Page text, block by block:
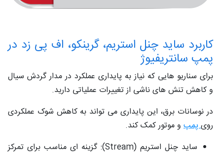
کاربرد ساید چنل استریم، گرینکو، اف پی زد در
پمپ‌ سانتریفیوژ
برای سناریو هایی که نیاز به پایداری عملکرد در مدار گردش سیال
و کاهش تنش ‌های ناشی از تغییرات عملیاتی دارید.
در نوسانات برق، این پایداری می ‌تواند به کاهش شوک عملکردی
رویپمپ و موتور کمک کند.
ساید چنل استریم (Stream): گزینه ‌ای مناسب برای تمرکز